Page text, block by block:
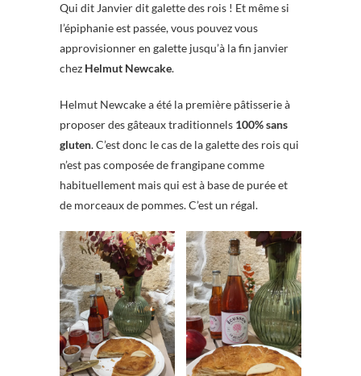
Qui dit Janvier dit galette des rois ! Et même si
l’épiphanie est passée, vous pouvez vous
approvisionner en galette jusqu’à la fin janvier
chez Helmut Newcake.
Helmut Newcake a été la première pâtisserie à
proposer des gâteaux traditionnels 100% sans
gluten. C’est donc le cas de la galette des rois qui
n’est pas composée de frangipane comme
habituellement mais qui est à base de purée et
de morceaux de pommes. C’est un régal.